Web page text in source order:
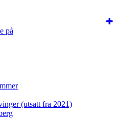
på
(utsatt fra 2021)